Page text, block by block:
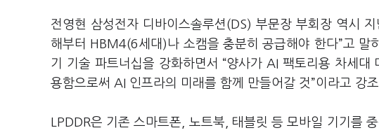
전영현 삼성전자 디바이스솔루션(DS) 부문장 부회장 역시
해부터 HBM4(6세대)나 소캠을 충분히 공급해야 한다”고 말
기 기술 파트너십을 강화하면서 “양사가 AI 팩토리용 차세
용함으로써 AI 인프라의 미래를 함께 만들어갈 것”이라고 강
LPDDR은 기존 스마트폰, 노트북, 태블릿 등 모바일 기기를